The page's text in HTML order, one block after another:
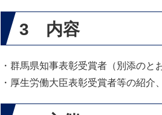
3 内容
・群馬県知事表彰受賞者（別添の
・厚生労働大臣表彰受賞者等の紹